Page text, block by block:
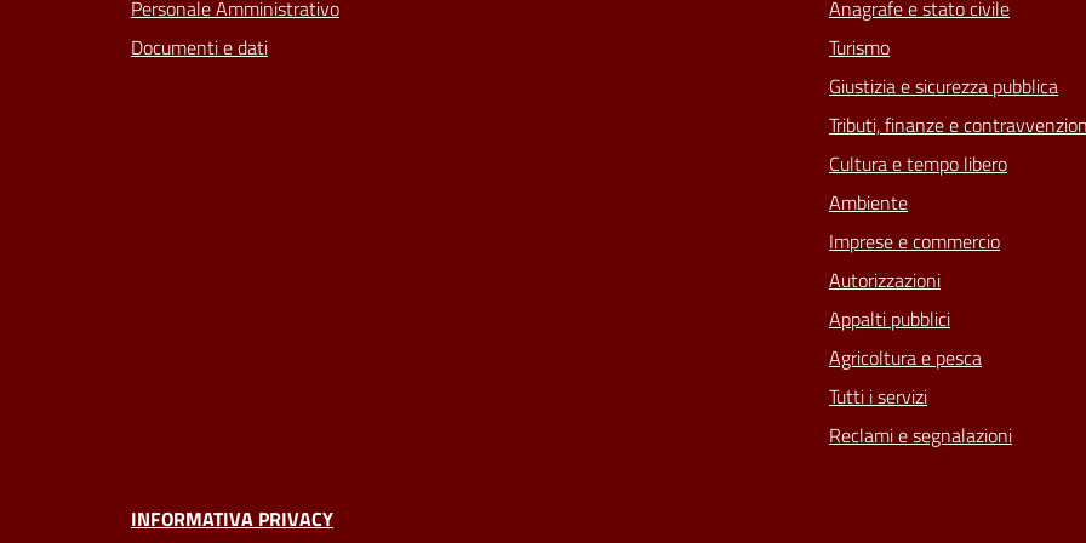
Personale Amministrativo
Documenti e dati
Anagrafe e stato civile
Turismo
Giustizia e sicurezza pubblica
Tributi, finanze e
Cultura e tempo libero
Ambiente
Imprese e commercio
Autorizzazioni
Appalti pubblici
Agricoltura e pesca
Tutti i servizi
Reclami e segnalazioni
INFORMATIVA PRIVACY